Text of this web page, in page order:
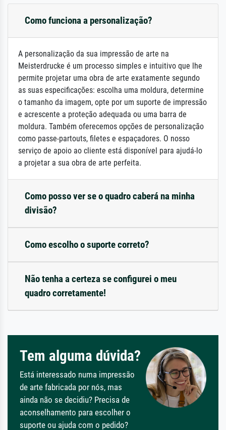
Como funciona a personalização?
A personalização da sua impressão de arte na
Meisterdrucke é um processo simples e intuitivo que lhe
permite projetar uma obra de arte exatamente segundo
as suas especificações: escolha uma moldura, determine
o tamanho da imagem, opte por um suporte de impressão
e acrescente a proteção adequada ou uma barra de
moldura. Também oferecemos opções de personalização
como passe-partouts, filetes e espaçadores. O nosso
serviço de apoio ao cliente está disponível para ajudá-lo
a projetar a sua obra de arte perfeita.
Como posso ver se o quadro caberá na minha
divisão?
Como escolho o suporte correto?
Não tenha a certeza se configurei o meu
quadro corretamente!
Tem alguma dúvida?
Está interessado numa impressão
de arte fabricada por nós, mas
ainda não se decidiu? Precisa de
aconselhamento para escolher o
suporte ou ajuda com o pedido?